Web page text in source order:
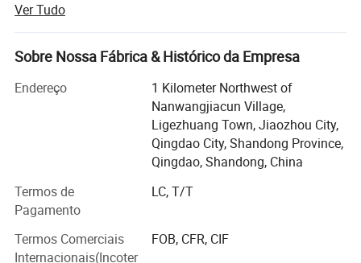
alumínio de pequeno tamanho, outra é no lado do mar
principalmente para navios de aço de maior tamanho.
Existem sete cais de construção de navios, quatro dos
três cais poderiam construir navios de 500 toneladas. A
partir disto, a empresa está bem equipada. Todos os anos
podemos construir mais 200PCS de todos os tipos de
barcos, incluindo fibra de vidro, alumínio, barcos de
Desde que a empresa se desenvolveu há muitos anos, a
equipe técnica, governamental e experiente de técnicos
tem sido treinada com abundante construção naval e
experiência governamental. Além disso, foram criadas
Ver Tudo
Sobre Nossa Fábrica & Histórico da Empresa
Endereço
1 Kilometer Northwest of
Nanwangjiacun Village,
Ligezhuang Town, Jiaozhou City,
Qingdao City, Shandong Province,
Qingdao, Shandong, China
Termos de
Pagamento
LC, T/T
Termos Comerciais
Internacionais(Incoter
FOB, CFR, CIF